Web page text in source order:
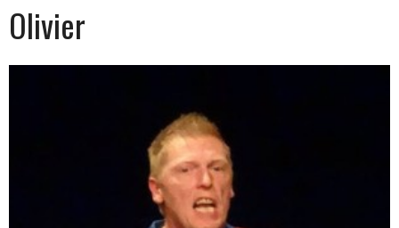
Olivier